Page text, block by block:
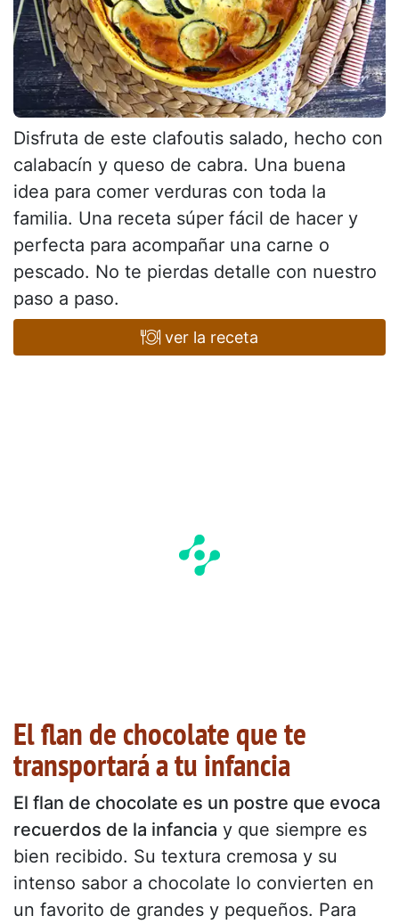
Disfruta de este clafoutis salado, hecho con
calabacín y queso de cabra. Una buena
idea para comer verduras con toda la
familia. Una receta súper fácil de hacer y
perfecta para acompañar una carne o
pescado. No te pierdas detalle con nuestro
paso a paso.
ver la receta
El flan de chocolate que te
transportará a tu infancia
El flan de chocolate es un postre que evoca
recuerdos de la infancia y que siempre es
bien recibido. Su textura cremosa y su
intenso sabor a chocolate lo convierten en
un favorito de grandes y pequeños. Para